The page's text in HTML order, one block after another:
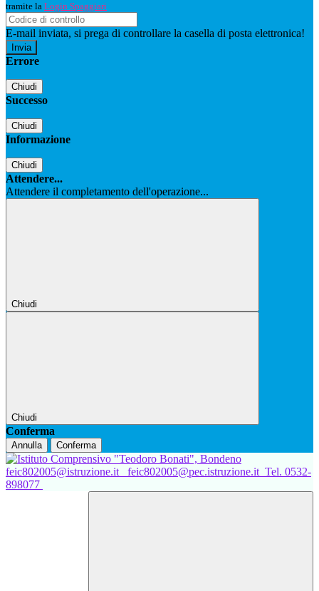
tramite la Login Spaggiari
E-mail inviata, si prega di controllare la casella di posta elettronica!
Errore
Chiudi
Successo
Chiudi
Informazione
Chiudi
Attendere...
Attendere il completamento dell'operazione...
Chiudi
Chiudi
Conferma
Annulla Conferma
feic802005@istruzione.it feic802005@pec.istruzione.it Tel. 0532-
898077